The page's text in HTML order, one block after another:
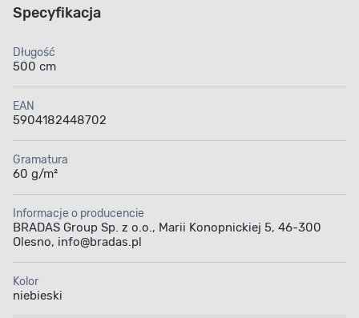
Specyfikacja
Długość
500 cm
EAN
5904182448702
Gramatura
60 g/m²
Informacje o producencie
BRADAS Group Sp. z o.o., Marii Konopnickiej 5, 46-300
Olesno, info@bradas.pl
Kolor
niebieski